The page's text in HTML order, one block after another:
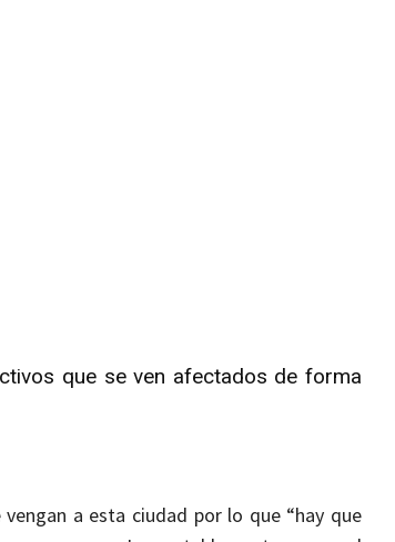
que se ven afectados de forma
a esta ciudad por lo que “hay que